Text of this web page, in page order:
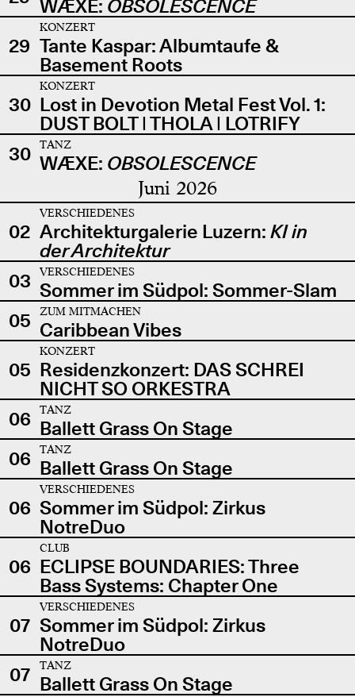
WÆXE: OBSOLESCENCE
29
KONZERT
Tante Kaspar: Albumtaufe &
Basement Roots
30
KONZERT
Lost in Devotion Metal Fest Vol. 1:
DUST BOLT | THOLA | LOTRIFY
30
TANZ
WÆXE: OBSOLESCENCE
Juni 2026
02
VERSCHIEDENES
Architekturgalerie Luzern: KI in
der Architektur
03
VERSCHIEDENES
Sommer im Südpol: Sommer-Slam
05
ZUM MITMACHEN
Caribbean Vibes
05
KONZERT
Residenzkonzert: DAS SCHREI
NICHT SO ORKESTRA
06
TANZ
Ballett Grass On Stage
06
TANZ
Ballett Grass On Stage
06
VERSCHIEDENES
Sommer im Südpol: Zirkus
NotreDuo
06
CLUB
ECLIPSE BOUNDARIES: Three
Bass Systems: Chapter One
07
VERSCHIEDENES
Sommer im Südpol: Zirkus
NotreDuo
07
TANZ
Ballett Grass On Stage